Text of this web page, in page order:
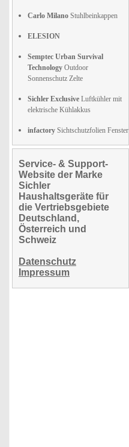
Carlo Milano Stuhlbeinkappen
ELESION
Semptec Urban Survival
Technology Outdoor
Sonnenschutz Zelte
Sichler Exclusive Luftkühler mit
elektrische Kühlakkus
infactory Sichtschutzfolien Fenster
Service- & Support-
Website der Marke
Sichler
Haushaltsgeräte für
die Vertriebsgebiete
Deutschland,
Österreich und
Schweiz
Datenschutz
Impressum